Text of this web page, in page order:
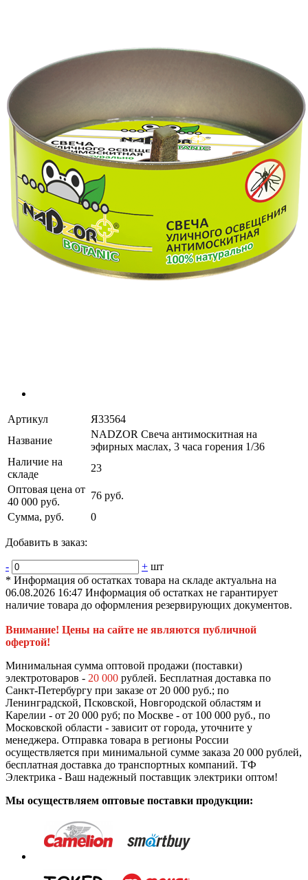
Артикул
Я33564
Название
NADZOR Свеча антимоскитная на
эфирных маслах, 3 часа горения 1/36
Наличие на
складе
23
Оптовая цена от
40 000 руб.
76 руб.
Сумма, руб.
0
Добавить в заказ:
- + шт
* Информация об остатках товара на складе актуальна на
06.08.2026 16:47 Информация об остатках не гарантирует
наличие товара до оформления резервирующих документов.
Внимание! Цены на сайте не являются публичной
офертой!
Минимальная сумма оптовой продажи (поставки)
электротоваров - 20 000 рублей. Бесплатная доставка по
Санкт-Петербургу при заказе от 20 000 руб.; по
Ленинградской, Псковской, Новгородской областям и
Карелии - от 20 000 руб; по Москве - от 100 000 руб., по
Московской области - зависит от города, уточните у
менеджера. Отправка товара в регионы России
осуществляется при минимальной сумме заказа 20 000 рублей,
бесплатная доставка до транспортных компаний. ТФ
Электрика - Ваш надежный поставщик электрики оптом!
Мы осуществляем оптовые поставки продукции: